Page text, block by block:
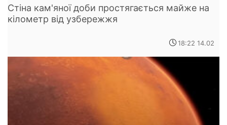
Стіна кам'яної доби простягається майже на
кілометр від узбережжя
18:22 14.02